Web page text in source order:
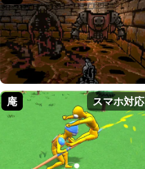
庵 スマホ対応